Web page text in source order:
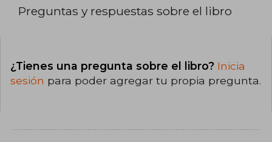
Preguntas y respuestas sobre el libro
¿Tienes una pregunta sobre el libro? Inicia
sesión para poder agregar tu propia pregunta.